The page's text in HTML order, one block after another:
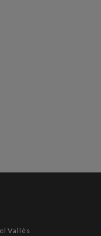
Vallès